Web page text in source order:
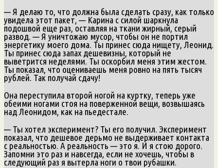
— Я делаю то, что должна была сделать сразу, как только
увидела этот пакет, — Карина с силой шаркнула
подошвой еще раз, оставляя на ткани жирный, серый
развод. — Я уничтожаю мусор, чтобы он не портил
энергетику моего дома. Ты принес сюда нищету, Леонид.
Ты принес сюда запах дешевизны, который не
выветрится неделями. Ты оскорбил меня этим жестом.
Ты показал, что оцениваешь меня ровно на пять тысяч
рублей. Так получай сдачу!
Она переступила второй ногой на куртку, теперь уже
обеими ногами стоя на поверженной вещи, возвышаясь
над Леонидом, как на пьедестале.
— Ты хотел эксперимент? Ты его получил. Эксперимент
показал, что дешевое дерьмо не выдерживает контакта
с реальностью. А реальность — это я. И я стою дорого.
Запомни это раз и навсегда, если не хочешь, чтобы в
следующий раз я вытерла ноги о твои рубашки.